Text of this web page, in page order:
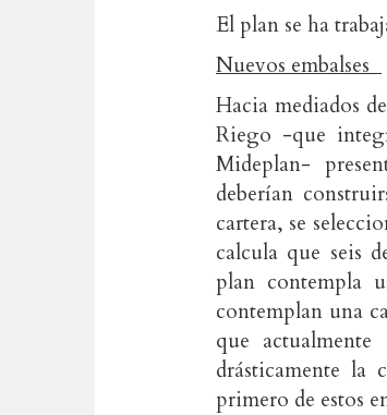
El plan se ha
Nuevos embalses
Hacia mediados
Riego -que
Mideplan-
deberían
cartera, se
calcula que seis
plan contempla
contemplan una
que
drásticamente la
primero de estos